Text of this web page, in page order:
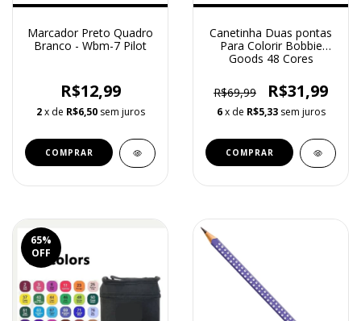
Marcador Preto Quadro
Branco - Wbm-7 Pilot
R$12,99
2 x de R$6,50 sem juros
Canetinha Duas pontas
Para Colorir Bobbie
Goods 48 Cores
R$69,99 R$31,99
6 x de R$5,33 sem juros
65%
OFF